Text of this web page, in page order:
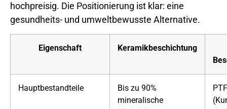
hochpreisig. Die Positionierung ist klar: eine
gesundheits- und umweltbewusste Alternative.
Eigenschaft Keramikbeschichtung
Hauptbestandteile
Bis zu 90%
mineralische